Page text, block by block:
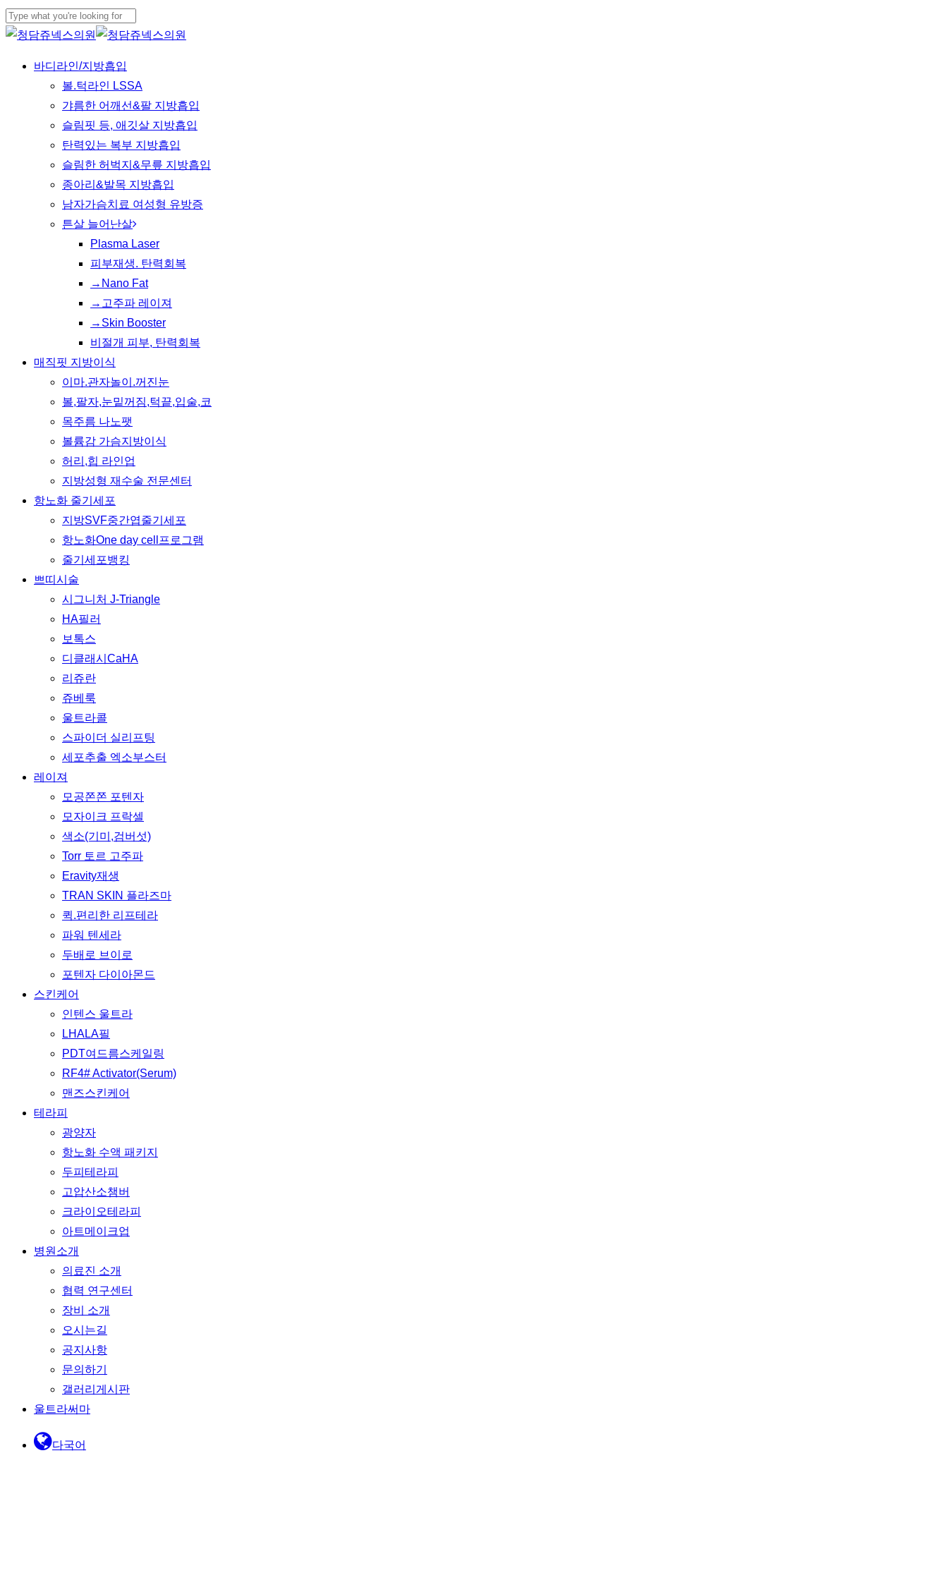
Skip
to
content
Close
Menu
바디라인/지방흡입
볼.턱라인 LSSA
갸름한 어깨선&팔 지방흡입
슬림핏 등, 애깃살 지방흡입
탄력있는 복부 지방흡입
슬림한 허벅지&무릎 지방흡입
종아리&발목 지방흡입
남자가슴치료 여성형 유방증
튼살 늘어난살
Plasma Laser
피부재생. 탄력회복
→Nano Fat
→고주파 레이져
→Skin Booster
비절개 피부, 탄력회복
매직핏 지방이식
이마.관자놀이.꺼진눈
볼,팔자,눈밑꺼짐,턱끝,입술,코
목주름 나노팻
볼륨감 가슴지방이식
허리,힙 라인업
지방성형 재수술 전문센터
항노화 줄기세포
지방SVF중간엽줄기세포
항노화One day cell프로그램
줄기세포뱅킹
쁘띠시술
시그니처 J-Triangle
HA필러
보톡스
디클래시CaHA
리쥬란
쥬베룩
울트라콜
스파이더 실리프팅
세포추출 엑소부스터
레이져
모공쫀쫀 포텐자
모자이크 프락셀
색소(기미,검버섯)
Torr 토르 고주파
Eravity재생
TRAN SKIN 플라즈마
퀵.편리한 리프테라
파워 텐세라
두배로 브이로
포텐자 다이아몬드
스킨케어
인텐스 울트라
LHALA필
PDT여드름스케일링
RF4# Activator(Serum)
맨즈스킨케어
테라피
광양자
항노화 수액 패키지
두피테라피
고압산소챔버
크라이오테라피
아트메이크업
병원소개
의료진 소개
협력 연구센터
장비 소개
오시는길
공지사항
문의하기
갤러리게시판
울트라써마
다국어